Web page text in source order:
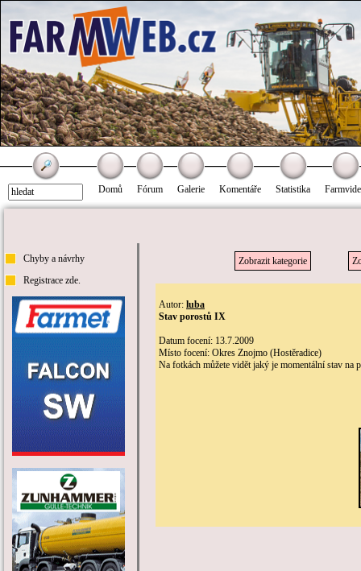
Domů Fórum Galerie Komentáře Statistika
Chyby a návrhy
Registrace zde.
Zobrazit kategorie
Autor: luba
Stav porostů IX
Datum focení: 13.7.2009
Místo focení: Okres Znojmo (Hostěradice)
Na fotkách můžete vidět jaký je momentální stav na